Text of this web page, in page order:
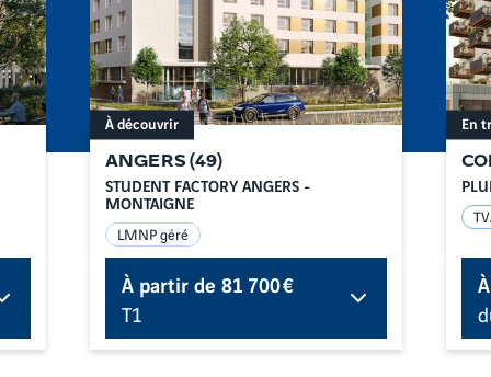
ANGERS(49)
STUDENT FACTORY ANGERS -
MONTAIGNE
À découvrir
LMNP géré
À partir de81 700 €
T1
En